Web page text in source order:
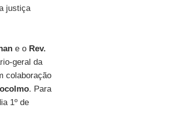
justiça
e o Rev.
geral da
colaboração
. Para
1º de